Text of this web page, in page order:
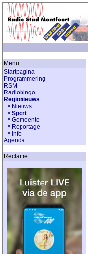
Menu
Startpagina
Programmering
RSM
Radiobingo
Regionieuws
Nieuws
Sport
Gemeente
Reportage
Info
Agenda
Reclame